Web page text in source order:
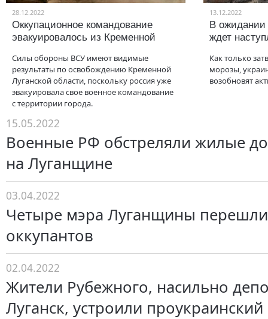
28.12.2022
Оккупационное командование
эвакуировалось из Кременной
Силы обороны ВСУ имеют видимые
результаты по освобождению Кременной
Луганской области, поскольку россия уже
эвакуировала свое военное командование
с территории города.
13.12.2022
В ожидании
ждет
Как только
морозы,
возобновят
15.05.2022
Военные РФ обстреляли жилые
на Луганщине
03.04.2022
Четыре мэра Луганщины перешли
оккупантов
02.04.2022
Жители Рубежного, насильно
Луганск, устроили